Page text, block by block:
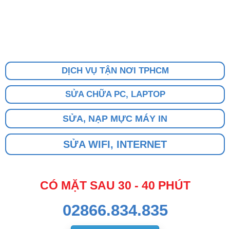
DỊCH VỤ TẬN NƠI TPHCM
SỬA CHỮA PC, LAPTOP
SỬA, NẠP MỰC MÁY IN
SỬA WIFI, INTERNET
CÓ MẶT SAU 30 - 40 PHÚT
02866.834.835